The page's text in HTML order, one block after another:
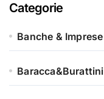
Categorie
Banche & Imprese
Baracca&Burattini